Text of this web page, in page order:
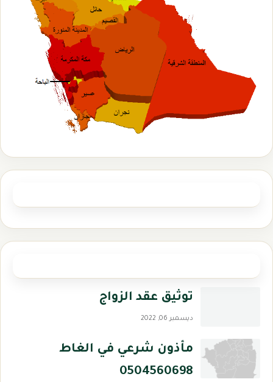
توثيق عقد الزواج
ديسمبر 06, 2022
مأذون شرعي في الغاط
0504560698